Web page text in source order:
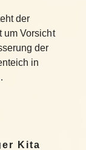
der
um Vorsicht
der
in
Kita